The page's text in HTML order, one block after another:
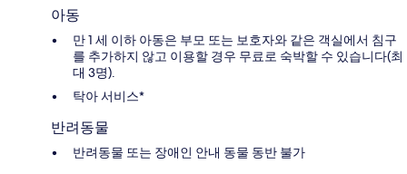
아동
만 1 세 이하 아동은 부모 또는 보호자와 같은 객실에서 침구
를 추가하지 않고 이용할 경우 무료로 숙박할 수 있습니다(최
대 3명).
탁아 서비스*
반려동물
반려동물 또는 장애인 안내 동물 동반 불가